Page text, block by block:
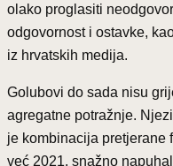
olako proglasiti
odgovornost i ostavke,
iz hrvatskih medija.
Golubovi do sada nisu
agregatne potražnje.
je kombinacija pretjerane
već 2021. snažno